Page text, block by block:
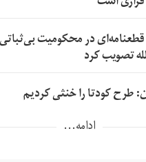
قطعنامه‌ای در محکومیت
تصویب کرد
طرح کودتا را خنثی کردیم
ادامه...